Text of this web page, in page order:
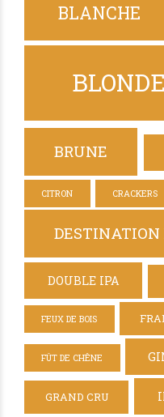
BLANCHE
BLONDE
BRUNE
CITRON CRACKERS
DESTINATION
DOUBLE IPA
FEUX DE BOIS
FÛT DE CHÊNE
GRAND CRU